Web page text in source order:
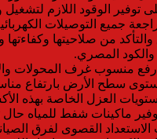
توفير الوقود اللازم لتشغيل
جميع التوصيلات
من صلاحيتها
والكود المصري.
منسوب غرف المحولات
سطح الأرض بارتفاع
العزل الخاصة بهذه
ماكينات شفط للمياه حال
القصوى لفرق